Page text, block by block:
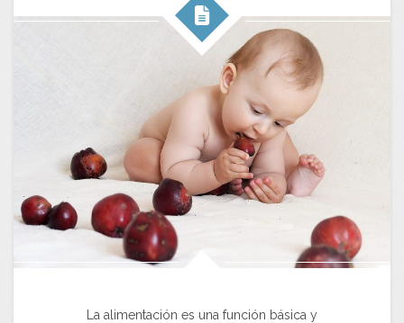
La alimentación es una función básica y